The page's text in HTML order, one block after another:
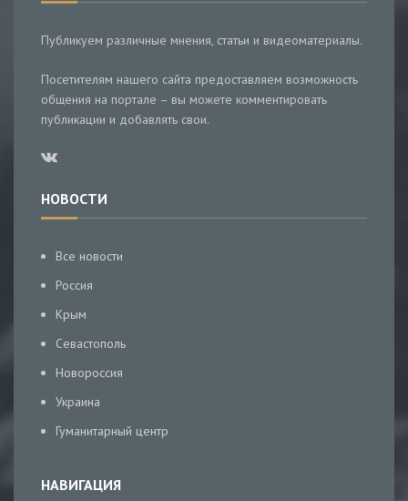
Публикуем различные мнения, статьи и видеоматериалы.
Посетителям нашего сайта предоставляем возможность
общения на портале – вы можете комментировать
публикации и добавлять свои.
НОВОСТИ
Все новости
Россия
Крым
Севастополь
Новороссия
Украина
Гуманитарный центр
НАВИГАЦИЯ